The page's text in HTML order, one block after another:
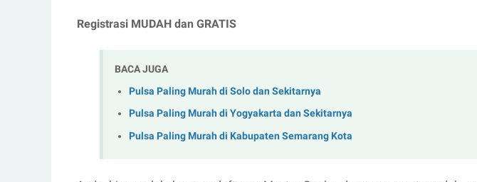
Registrasi MUDAH dan GRATIS
BACA JUGA
Pulsa Paling Murah di Solo dan Sekitarnya
Pulsa Paling Murah di Yogyakarta dan Sekitarnya
Pulsa Paling Murah di Kabupaten Semarang Kota